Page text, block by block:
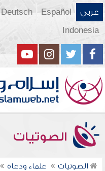
عربي Español
Deutsch
Indonesia
الصوتيات
الصوتيات علماء ودعاة